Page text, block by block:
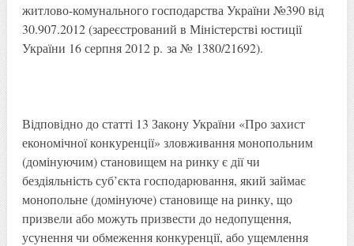
житлово-комунального господарства України №390 від
30.907.2012 (зареєстрований в Міністерстві юстиції
України 16 серпня 2012 р. за № 1380/21692).
Відповідно до статті 13 Закону України «Про захист
економічної конкуренції» зловживання монопольним
(домінуючим) становищем на ринку є дії чи
бездіяльність суб’єкта господарювання, який займає
монопольне (домінуюче) становище на ринку, що
призвели або можуть призвести до недопущення,
усунення чи обмеження конкуренції, або ущемлення